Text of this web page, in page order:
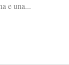
e una...